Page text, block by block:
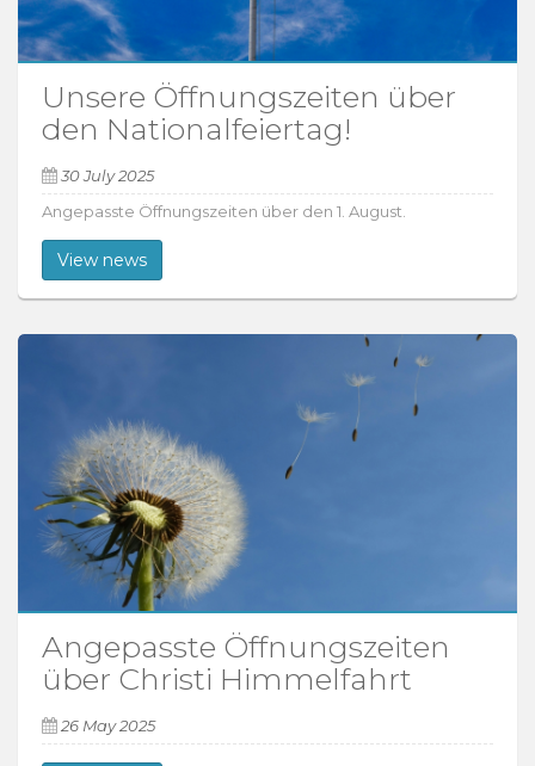
Unsere Öffnungszeiten über
den Nationalfeiertag!
30 July 2025
Angepasste Öffnungszeiten über den 1. August.
View news
Angepasste Öffnungszeiten
über Christi Himmelfahrt
26 May 2025